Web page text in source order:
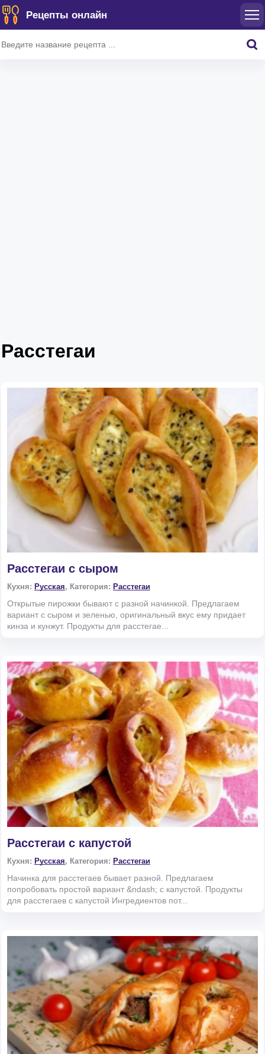
Рецепты онлайн
Расстегаи
Расстегаи с сыром
Кухня: Русская, Категория: Расстегаи
Открытые пирожки бывают с разной начинкой. Предлагаем
вариант с сыром и зеленью, оригинальный вкус ему придает
кинза и кунжут. Продукты для расстегае...
Расстегаи с капустой
Кухня: Русская, Категория: Расстегаи
Начинка для расстегаев бывает разной. Предлагаем
попробовать простой вариант &ndash; с капустой. Продукты
для расстегаев с капустой Ингредиентов пот...